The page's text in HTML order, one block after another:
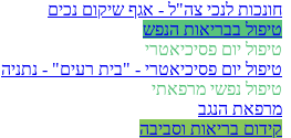
חונכות לנכי צה"ל - אגף שיקום נכים
טיפול בבריאות הנפש
טיפול יום פסיכיאטרי
טיפול יום פסיכיאטרי - "בית רעים" - נתניה
טיפול נפשי מרפאתי
מרפאת הנגב
קידום בריאות וסביבה